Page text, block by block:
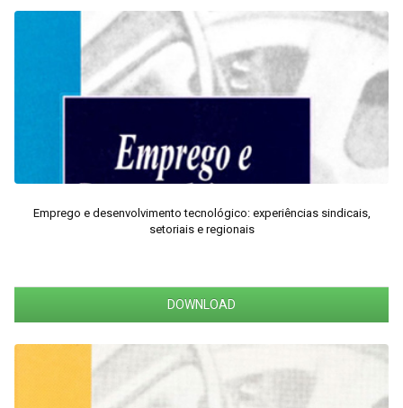
Emprego e desenvolvimento tecnológico: experiências sindicais,
setoriais e regionais
DOWNLOAD